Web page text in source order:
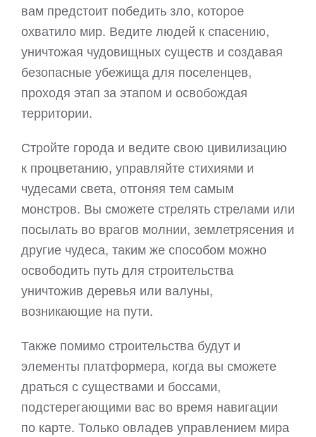
вам предстоит победить зло, которое
охватило мир. Ведите людей к спасению,
уничтожая чудовищных существ и создавая
безопасные убежища для поселенцев,
проходя этап за этапом и освобождая
территории.
Стройте города и ведите свою цивилизацию
к процветанию, управляйте стихиями и
чудесами света, отгоняя тем самым
монстров. Вы сможете стрелять стрелами или
посылать во врагов молнии, землетрясения и
другие чудеса, таким же способом можно
освободить путь для строительства
уничтожив деревья или валуны,
возникающие на пути.
Также помимо строительства будут и
элементы платформера, когда вы сможете
драться с существами и боссами,
подстерегающими вас во время навигации
по карте. Только овладев управлением мира